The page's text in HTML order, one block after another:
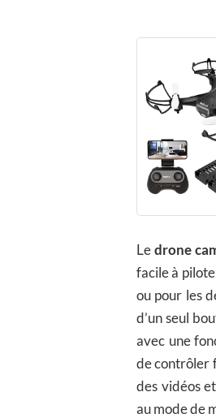
Le drone
facile à
ou pour les
d’un seul
avec une
de contrôler
des vidéos
au mode de